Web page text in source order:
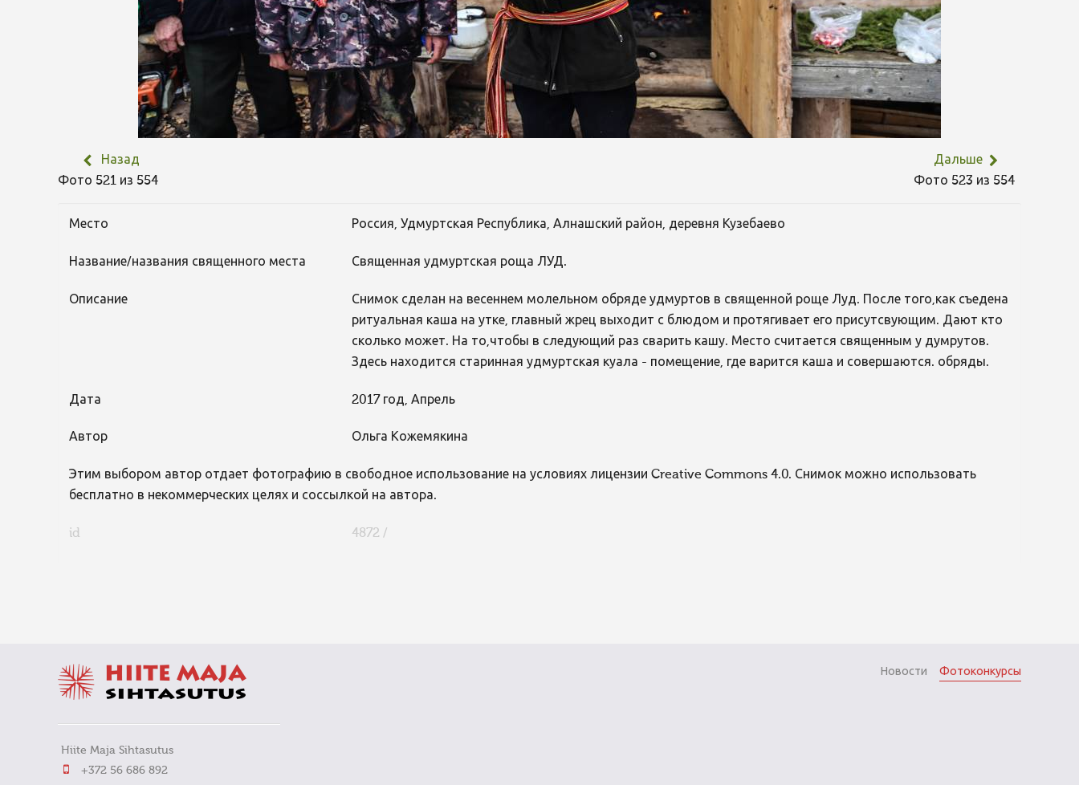
Назад
Фото 521 из 554
Дальше
Фото 523 из 554
Место Россия, Удмуртская Республика, Алнашский район, деревня Кузебаево
Название/названия священного места Священная удмуртская роща ЛУД.
Описание
Снимок сделан на весеннем молельном обряде удмуртов в священной роще Луд. После того,как съедена
ритуальная каша на утке, главный жрец выходит с блюдом и протягивает его присутсвующим. Дают кто
сколько может. На то,чтобы в следующий раз сварить кашу. Место считается священным у думрутов.
Здесь находится старинная удмуртская куала - помещение, где варится каша и совершаются. обряды.
Дата 2017 год, Апрель
Автор Ольга Кожемякина
Этим выбором автор отдает фотографию в свободное использование на условиях лицензии Creative Commons 4.0. Снимок можно использовать
бесплатно в некоммерческих целях и соссылкой на автора.
id 4872 /
Hiite Maja Sihtasutus
+372 56 686 892
Новости Фотоконкурсы